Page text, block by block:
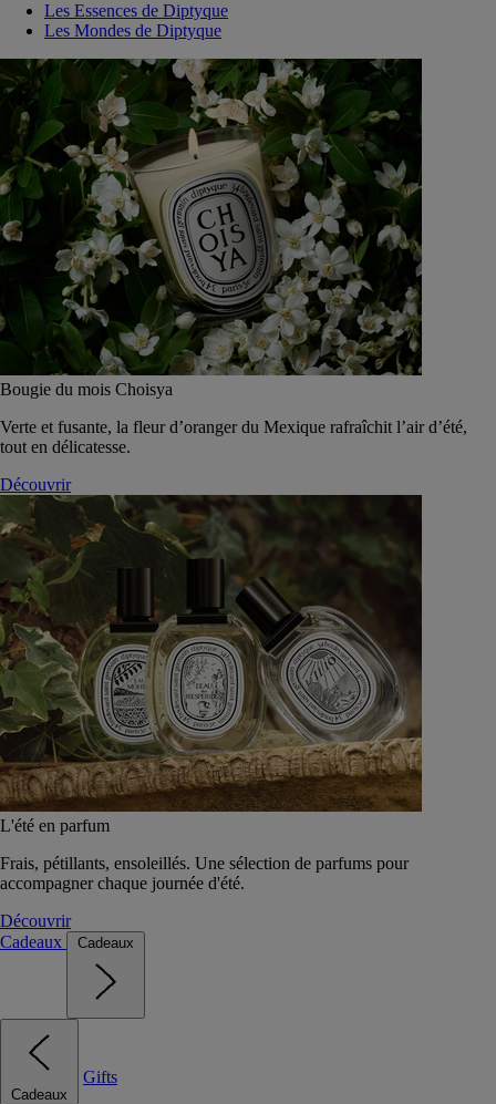
Les Essences de Diptyque
Les Mondes de Diptyque
Bougie du mois Choisya
Verte et fusante, la fleur d’oranger du Mexique rafraîchit l’air d’été,
tout en délicatesse.
Découvrir
L'été en parfum
Frais, pétillants, ensoleillés. Une sélection de parfums pour
accompagner chaque journée d'été.
Découvrir
Cadeaux
Cadeaux
Cadeaux
Gifts